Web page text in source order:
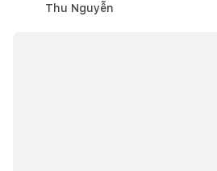
Thu Nguyễn